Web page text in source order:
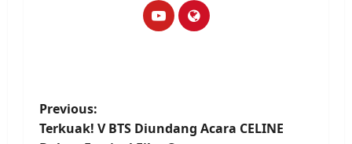
P
Previous:
Terkuak! V BTS Diundang Acara CELINE